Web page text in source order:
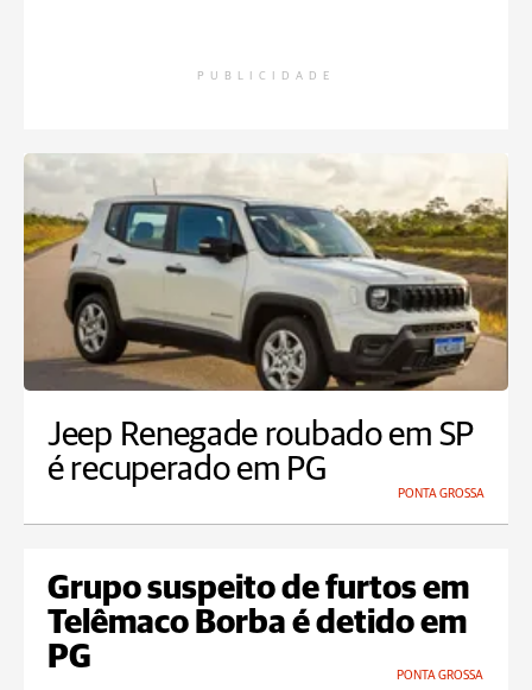
PUBLICIDADE
Jeep Renegade roubado em SP
é recuperado em PG
PONTA GROSSA
Grupo suspeito de furtos em
Telêmaco Borba é detido em
PG
PONTA GROSSA